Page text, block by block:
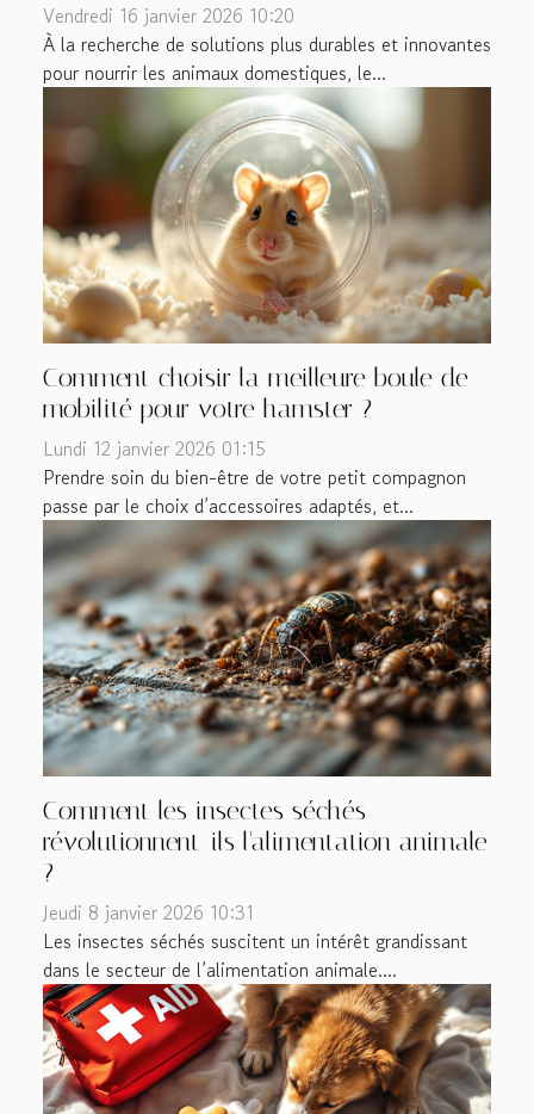
Vendredi 16 janvier 2026 10:20
À la recherche de solutions plus durables et innovantes
pour nourrir les animaux domestiques, le...
Comment choisir la meilleure boule de
mobilité pour votre hamster ?
Lundi 12 janvier 2026 01:15
Prendre soin du bien-être de votre petit compagnon
passe par le choix d’accessoires adaptés, et...
Comment les insectes séchés
révolutionnent-ils l'alimentation animale
?
Jeudi 8 janvier 2026 10:31
Les insectes séchés suscitent un intérêt grandissant
dans le secteur de l’alimentation animale....